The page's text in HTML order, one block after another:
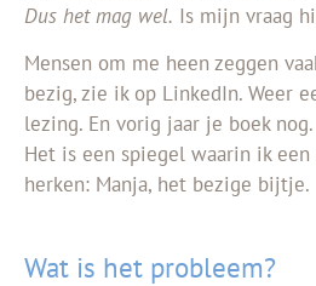
Dus het mag wel. Is mijn vraag
Mensen om me heen zeggen
bezig, zie ik op LinkedIn. Weer
lezing. En vorig jaar je boek
Het is een spiegel waarin ik
herken: Manja, het bezige bijtje.
Wat is het probleem?